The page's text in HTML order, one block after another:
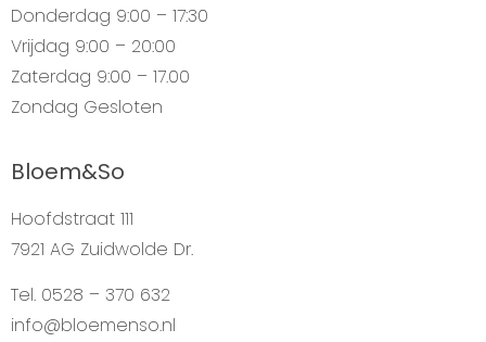
Donderdag 9:00 – 17:30
Vrijdag 9:00 – 20:00
Zaterdag 9:00 – 17.00
Zondag Gesloten
Bloem&So
Hoofdstraat 111
7921 AG Zuidwolde Dr.
Tel. 0528 – 370 632
info@bloemenso.nl